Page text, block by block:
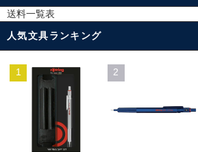
送料一覧表
人気文具ランキング
1 2